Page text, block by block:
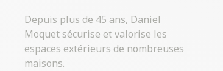
Depuis plus de 45 ans, Daniel
Moquet sécurise et valorise les
espaces extérieurs de nombreuses
maisons.